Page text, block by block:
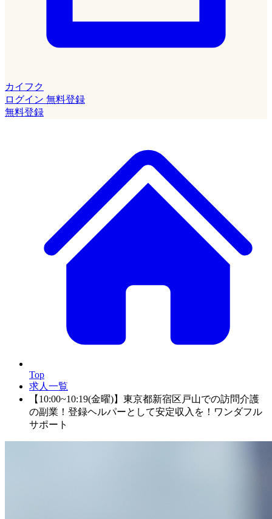
カイフク
ログイン 無料登録
無料登録
Top
求人一覧
【10:00~10:19(金曜)】東京都新宿区戸山での訪問介護
の副業！登録ヘルパーとして安定収入を！ワンダフル
サポート